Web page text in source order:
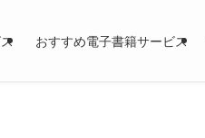
おすすめ電子書籍サービス